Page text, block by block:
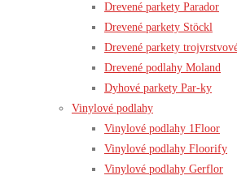
Drevené parkety Parador
Drevené parkety Stöckl
Drevené parkety
Drevené podlahy Moland
Dyhové parkety Par-ky
Vinylové podlahy
Vinylové podlahy 1Floor
Vinylové podlahy Floorify
Vinylové podlahy Gerflor